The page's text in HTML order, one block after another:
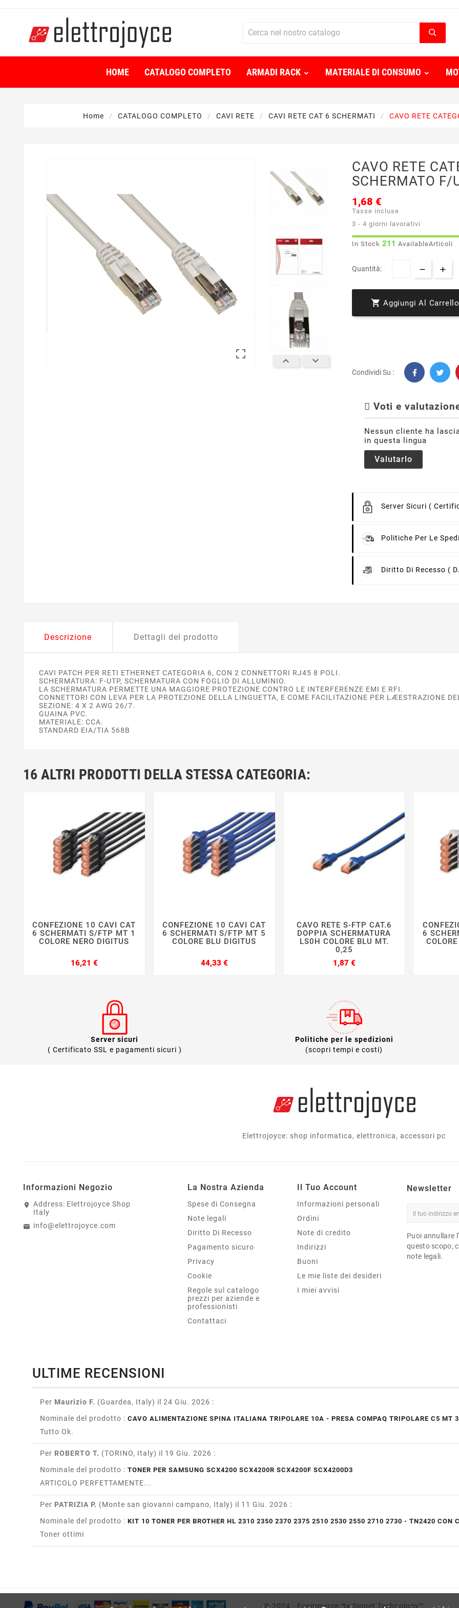
HOME CATALOGO COMPLETO ARMADI RACK MATERIALE DI CONSUMO
Home CATALOGO COMPLETO CAVI RETE CAVI RETE CAT 6 SCHERMATI CAVO RETE

 
CAVO RETE
SCHERMATO F/
1,68 €
Tasse incluse
3 - 4 giorni lavorativi
In Stock 211 AvailableArticoli
Quantità:
 Aggiungi Al Carrello
Condividi Su :
Voti e
Nessun cliente ha
in questa lingua
Valutarlo
Server Sicuri (
Politiche Per Le
Diritto Di Recesso (
Descrizione Dettagli del prodotto
CAVI PATCH PER RETI ETHERNET CATEGORIA 6, CON 2 CONNETTORI RJ45 8 POLI.
SCHERMATURA: F-UTP, SCHERMATURA CON FOGLIO DI ALLUMINIO.
LA SCHERMATURA PERMETTE UNA MAGGIORE PROTEZIONE CONTRO LE INTERFERENZE EMI E RFI.
CONNETTORI CON LEVA PER LA PROTEZIONE DELLA LINGUETTA, E COME FACILITAZIONE PER LÆESTRAZIONE
SEZIONE: 4 X 2 AWG 26/7.
GUAINA PVC.
MATERIALE: CCA.
STANDARD EIA/TIA 568B
16 ALTRI PRODOTTI DELLA STESSA CATEGORIA:
   
CONFEZIONE 10 CAVI CAT
6 SCHERMATI S/FTP MT 1
COLORE NERO DIGITUS
16,21 €Prezzo
   
CONFEZIONE 10 CAVI CAT
6 SCHERMATI S/FTP MT 5
COLORE BLU DIGITUS
44,33 €Prezzo
   
CAVO RETE S-FTP CAT.6
DOPPIA SCHERMATURA
LS0H COLORE BLU MT.
0,25
1,87 €Prezzo

6
Server sicuri
( Certificato SSL e pagamenti sicuri )
Politiche per le spedizioni
(scopri tempi e costi)
Elettrojoyce: shop informatica, elettronica, accessori pc
Informazioni Negozio
Address: Elettrojoyce Shop
Italy
info@elettrojoyce.com
La Nostra Azienda
Spese di Consegna
Note legali
Diritto Di Recesso
Pagamento sicuro
Privacy
Cookie
Regole sul catalogo
prezzi per aziende e
professionisti
Contattaci
Il Tuo Account
Informazioni personali
Ordini
Note di credito
Indirizzi
Buoni
Le mie liste dei desideri
I miei avvisi
Newsletter
Puoi annullare
questo scopo,
note legali.
ULTIME RECENSIONI
Per Maurizio F. (Guardea, Italy) il 24 Giu. 2026 :
Nominale del prodotto : CAVO ALIMENTAZIONE SPINA ITALIANA TRIPOLARE 10A - PRESA COMPAQ TRIPOLARE C5 MT 3
Tutto Ok.
Per ROBERTO T. (TORINO, Italy) il 19 Giu. 2026 :
Nominale del prodotto : TONER PER SAMSUNG SCX4200 SCX4200R SCX4200F SCX4200D3
ARTICOLO PERFETTAMENTE...
Per PATRIZIA P. (Monte san giovanni campano, Italy) il 11 Giu. 2026 :
Nominale del prodotto : KIT 10 TONER PER BROTHER HL 2310 2350 2370 2375 2510 2530 2550 2710 2730 - TN2420 CON
Toner ottimi
© 2024 - Ecommerce By Signet Technology™